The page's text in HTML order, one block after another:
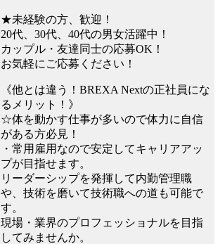
★未経験の方、歓迎！
20代、30代、40代の男女活躍中！
カップル・友達同士の応募OK！
お気軽にご応募ください！
《他とは違う！BREXA Nextの正社員にな
るメリット！》
☆体を動かす仕事が多いので体力に自信
がある方必見！
・常用雇用なので安定してキャリアアッ
プが目指せます。
リーダーシップを発揮して内勤管理職
や、技術を磨いて技術職への道も可能で
す。
現場・業界のプロフェッショナルを目指
してみませんか。